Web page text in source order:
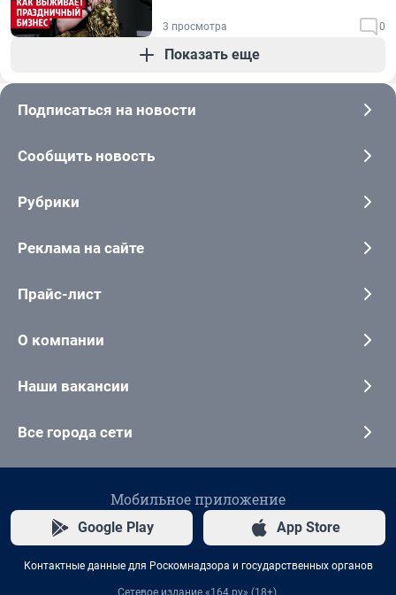
3 просмотра 0
Показать еще
Подписаться на новости
Сообщить новость
Рубрики
Реклама на сайте
Прайс-лист
О компании
Наши вакансии
Все города сети
Мобильное приложение
Google Play App Store
Контактные данные для Роскомнадзора и государственных органов
Сетевое издание «164.ру» (18+).